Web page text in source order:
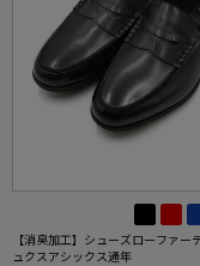
【消臭加工】シューズローファー
ュクスアシックス通年